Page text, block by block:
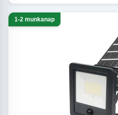
1-2 munkanap